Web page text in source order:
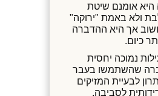
היא אומנם שיטת
ולא באמת "ירוקה"
אך היא ההדברה
כיום.
נמוכה יחסית
שהשתמשו בעבר
לבעיית המזיקים
לסביבה.